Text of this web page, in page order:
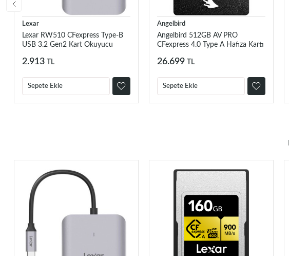
Lexar
Lexar RW510 CFexpress Type-B
USB 3.2 Gen2 Kart Okuyucu
2.913 TL
Sepete Ekle
Angelbird
Angelbird 512GB AV PRO
CFexpress 4.0 Type A Hafıza Kartı
26.699 TL
Sepete Ekle